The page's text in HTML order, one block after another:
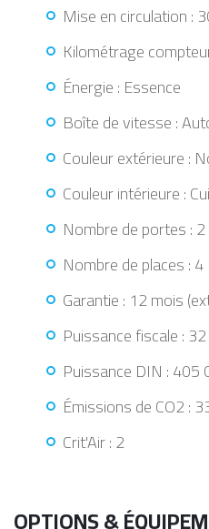
Mise en circulation :
Kilométrage
Énergie : Essence
Boîte de vitesse :
Couleur extérieure :
Couleur intérieure :
Nombre de portes : 2
Nombre de places : 4
Garantie : 12 mois
Puissance fiscale :
Puissance DIN : 405
Émissions de CO2 :
Crit'Air : 2